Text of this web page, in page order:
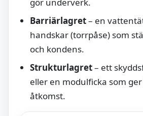
Barriärlagret– en
handskar (torrpåse) som
och kondens.
Strukturlagret– ett
eller en modulficka som
åtkomst.